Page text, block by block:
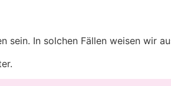
sein. In solchen Fällen weisen wir